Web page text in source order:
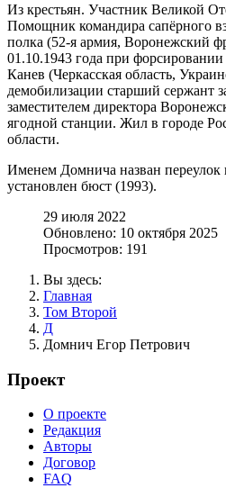
Из крестьян. Участник Великой
Помощник командира сапёрного
полка (52-я армия, Воронежский
01.10.1943 года при
Канев (Черкасская область,
демобилизации старший сержант
заместителем директора
ягодной станции. Жил в городе
области.
Именем Домнича назван переулок
установлен бюст (1993).
29 июля 2022
Обновлено: 10 октября 2025
Просмотров: 191
Вы здесь:
Главная
Том Второй
Д
Домнич Егор Петрович
Проект
О проекте
Редакция
Авторы
Договор
FAQ